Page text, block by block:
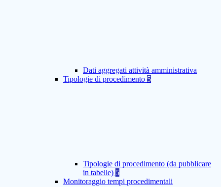
Dati aggregati attività amministrativa
Tipologie di procedimento 5
Tipologie di procedimento (da pubblicare
in tabelle) 5
Monitoraggio tempi procedimentali